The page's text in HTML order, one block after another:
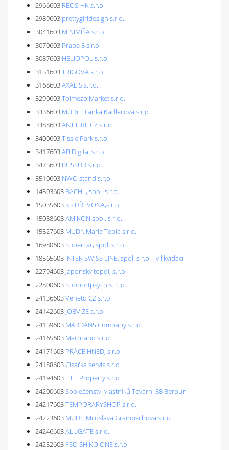
2966603 REOS-HK s.r.o.
2989603 prettygirldesign s.r.o.
3041603 MINIMÍŠA s.r.o.
3070603 Prape 5 s.r.o.
3087603 HELIOPOL s.r.o.
3151603TRIGOVA s.r.o.
3168603AXALIS s.r.o.
3290603Tolmezo Market s.r.o.
3336603 MUDr. Blanka Kadlecová s.r.o.
3388603ANTIFIRE CZ s.r.o.
3400603Tissie Park s.r.o.
3417603AB Digital s.r.o.
3475603 BUSSUR s.r.o.
3510603 NWO stand s.r.o.
14503603 BACHL, spol. s r.o.
15035603 K - DŘEVONA,s.r.o.
15058603AMIKON spol. s r.o.
15527603 MUDr. Marie Teplá s.r.o.
16980603Supercar, spol. s r.o.
18565603 INTER SWISS LINE, spol. s r.o. - v likvidaci
22794603 Japonský topol, s.r.o.
22800603Supportpsych s. r. o.
24136603Veneto CZ s.r.o.
24142603 JOBVIZE s.r.o.
24159603 MARDANS Company s.r.o.
24165603 Marbrand s.r.o.
24171603 PRÁCEIHNED, s.r.o.
24188603Císařka servis s.r.o.
24194603 LIFE Property s.r.o.
24200603Společenství vlastníků Tovární 38 Beroun
24217603TEMPORARYSHOP s.r.o.
24223603 MUDr. Miloslava Grandischová s.r.o.
24246603ALUGATE s.r.o.
24252603 FSO SHIKO ONE s.r.o.